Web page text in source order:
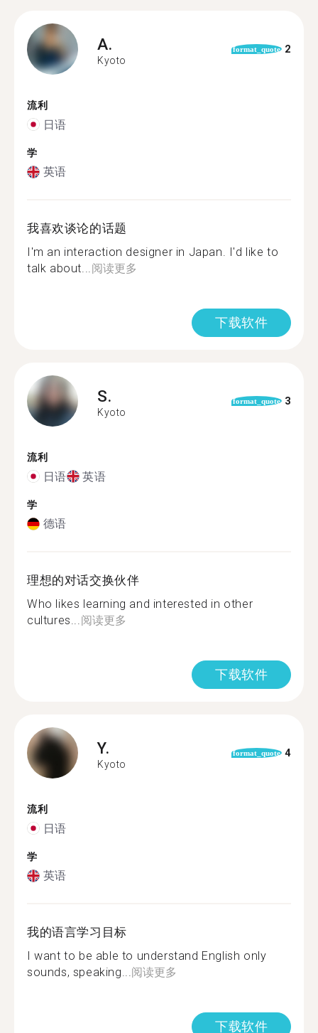
A.
Kyoto
format_quote 2
流利
日语
学
英语
我喜欢谈论的话题
I'm an interaction designer in Japan. I'd like to
talk about...阅读更多
下载软件
S.
Kyoto
format_quote 3
流利
日语 英语
学
德语
理想的对话交换伙伴
Who likes learning and interested in other
cultures...阅读更多
下载软件
Y.
Kyoto
format_quote 4
流利
日语
学
英语
我的语言学习目标
I want to be able to understand English only
sounds, speaking...阅读更多
下载软件